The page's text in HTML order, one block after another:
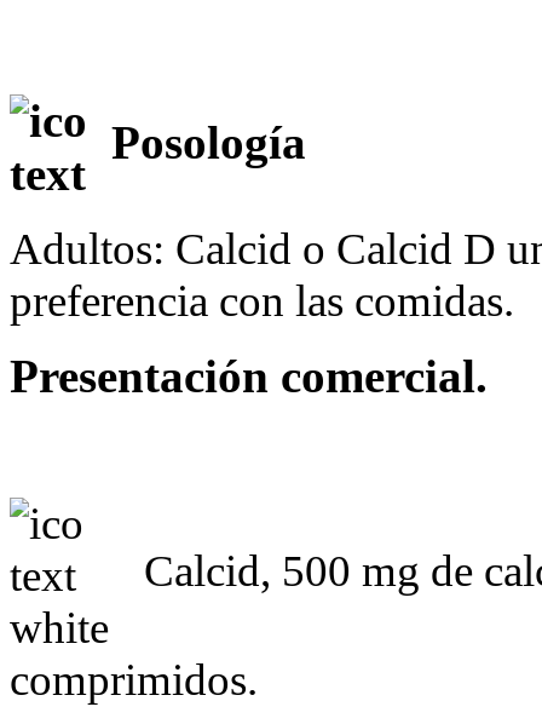
Posología
Adultos: Calcid o Calcid D
preferencia con las comidas.
Presentación comercial.
Calcid, 500 mg de
comprimidos.